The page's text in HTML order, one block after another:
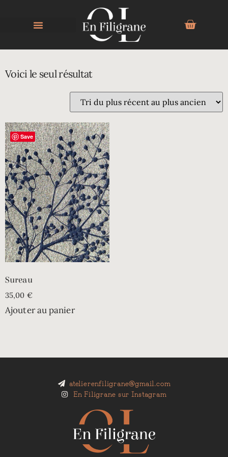
Voici le seul résultat
Save
Sureau
35,00 €
Ajouter au panier
atelierenfiligrane@gmail.com
En Filigrane sur Instagram